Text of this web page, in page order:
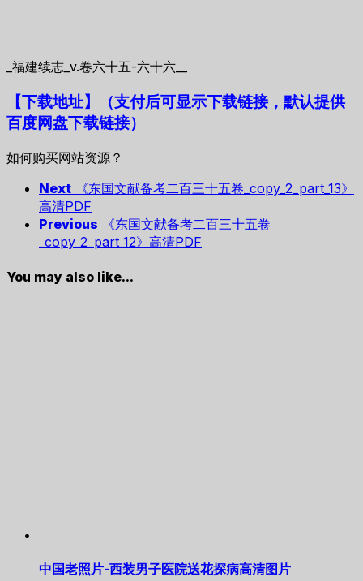
_福建续志_v.卷六十五-六十六__
【下载地址】
（支付后可显示下载链接，默认提供
百度网盘下载链接）
如何购买网站资源？
Next
《东国文献备考二百三十五卷_copy_2_part_13》
高清PDF
Previous
《东国文献备考二百三十五卷
_copy_2_part_12》高清PDF
You may also like...
中国老照片-西装男子医院送花探病高清图片